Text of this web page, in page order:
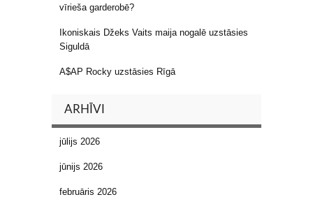
vīrieša garderobē?
Ikoniskais Džeks Vaits maija nogalē uzstāsies
Siguldā
A$AP Rocky uzstāsies Rīgā
ARHĪVI
jūlijs 2026
jūnijs 2026
februāris 2026